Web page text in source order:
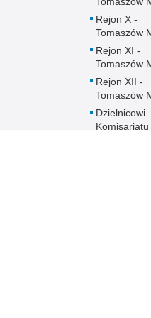
Rejon X -
Tomaszów
Rejon XI -
Tomaszów
Rejon XII -
Tomaszów
Dzielnicowi
Komisariatu